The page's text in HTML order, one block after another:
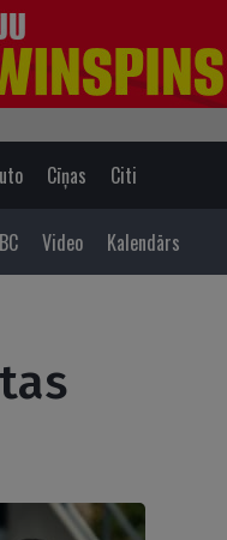
Cīņas Citi
Video Kalendārs